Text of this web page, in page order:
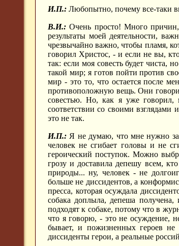
И.П.: Любопытно, почему все-таки
В.И.: Очень просто! Много
результаты моей деятельности,
чрезвычайно важно, чтобы пламя,
говорил Христос, - и если не вы,
так: если моя совесть будет чиста,
такой мир; я готов пойти против
мир - это то, что остается после
противоположную вещь. Они
совестью. Но, как я уже говорил,
соответствии со своими взглядами
это не так.
И.П.: Я не думаю, что мне нужно
человек не сгибает головы и не
героический поступок. Можно
грозу и доставила депешу всем,
природы... ну, человек - не
больше не диссидентов, а
пресса, которая осуждала
собака доплыла, депеша получена,
подходят к собаке, потому что в
что я говорю, - это не осуждение,
бывает, и пожизненных героев
диссиденты герои, а реальные